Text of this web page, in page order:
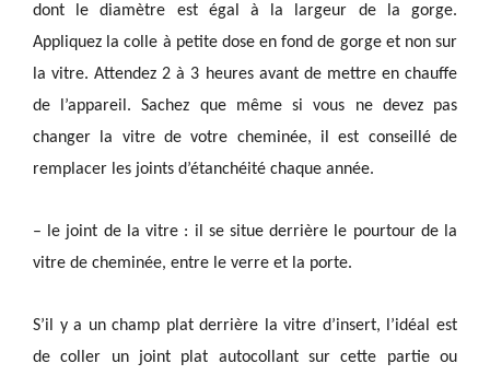
dont le diamètre est égal à la largeur de la gorge.
Appliquez la colle à petite dose en fond de gorge et non sur
la vitre. Attendez 2 à 3 heures avant de mettre en chauffe
de l’appareil.Sachez que même si vous ne devez pas
changer la vitre de votre cheminée, ilest conseillé de
remplacer les joints d’étanchéité chaque année.
– le joint de la vitre : il se situe derrière le pourtour de la
vitre de cheminée, entre le verre et la porte.
S’il y a un champ plat derrière la vitre d’insert, l’idéal est
de coller un joint plat autocollant sur cette partie ou